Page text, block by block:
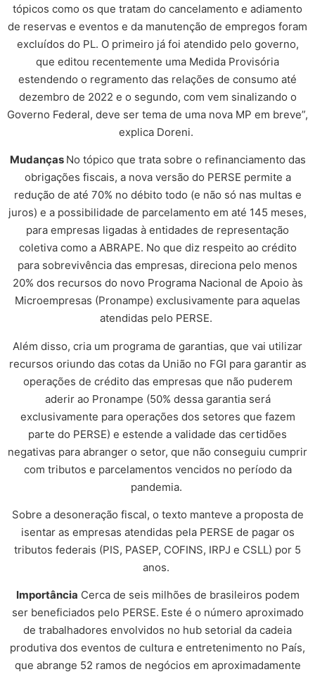
tópicos como os que tratam do cancelamento e adiamento
de reservas e eventos e da manutenção de empregos foram
excluídos do PL. O primeiro já foi atendido pelo governo,
que editou recentemente uma Medida Provisória
estendendo o regramento das relações de consumo até
dezembro de 2022 e o segundo, com vem sinalizando o
Governo Federal, deve ser tema de uma nova MP em breve”,
explica Doreni.
Mudanças No tópico que trata sobre o refinanciamento das
obrigações fiscais, a nova versão do PERSE permite a
redução de até 70% no débito todo (e não só nas multas e
juros) e a possibilidade de parcelamento em até 145 meses,
para empresas ligadas à entidades de representação
coletiva como a ABRAPE. No que diz respeito ao crédito
para sobrevivência das empresas, direciona pelo menos
20% dos recursos do novo Programa Nacional de Apoio às
Microempresas (Pronampe) exclusivamente para aquelas
atendidas pelo PERSE.
Além disso, cria um programa de garantias, que vai utilizar
recursos oriundo das cotas da União no FGI para garantir as
operações de crédito das empresas que não puderem
aderir ao Pronampe (50% dessa garantia será
exclusivamente para operações dos setores que fazem
parte do PERSE) e estende a validade das certidões
negativas para abranger o setor, que não conseguiu cumprir
com tributos e parcelamentos vencidos no período da
pandemia.
Sobre a desoneração fiscal, o texto manteve a proposta de
isentar as empresas atendidas pela PERSE de pagar os
tributos federais (PIS, PASEP, COFINS, IRPJ e CSLL) por 5
anos.
Importância Cerca de seis milhões de brasileiros podem
ser beneficiados pelo PERSE. Este é o número aproximado
de trabalhadores envolvidos no hub setorial da cadeia
produtiva dos eventos de cultura e entretenimento no País,
que abrange 52 ramos de negócios em aproximadamente